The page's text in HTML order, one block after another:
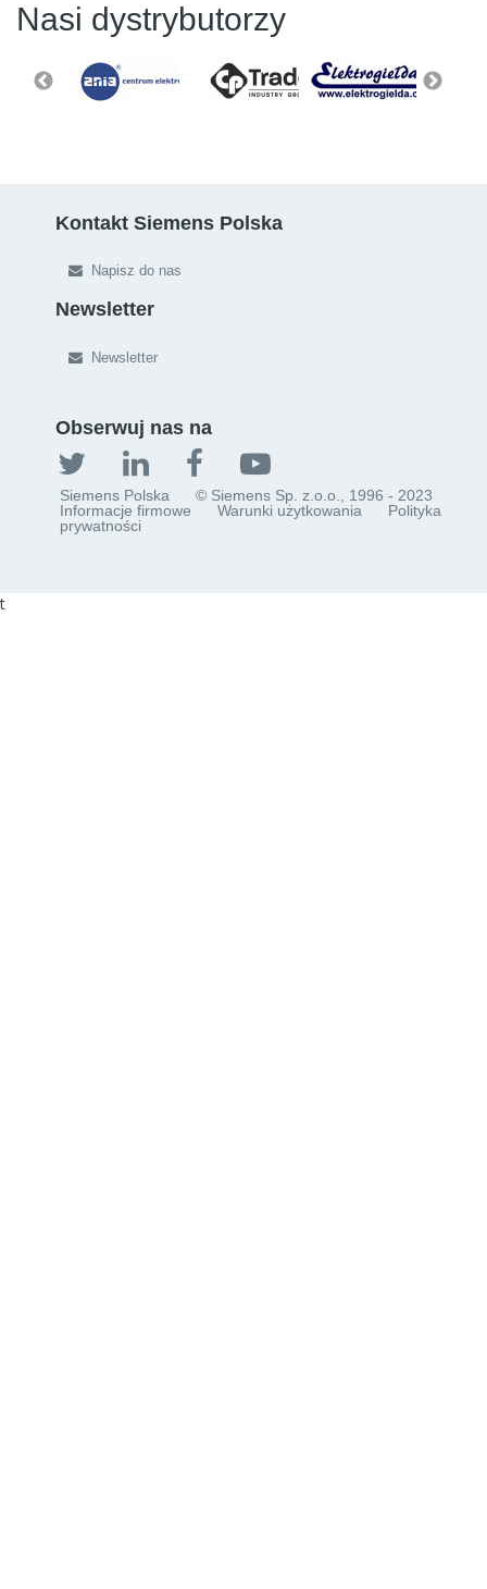
Nasi dystrybutorzy
Kontakt Siemens Polska
Napisz do nas
Newsletter
Newsletter
Obserwuj nas na
Siemens Polska
© Siemens Sp. z.o.o., 1996 - 2023
Informacje firmowe
Warunki użytkowania
Polityka
prywatności
t